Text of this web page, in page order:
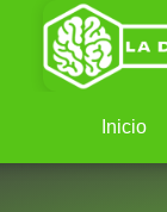
Inicio